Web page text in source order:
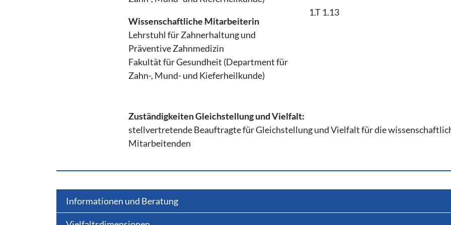
Wissenschaftliche Mitarbeiterin
Lehrstuhl für Zahnerhaltung und
Präventive Zahnmedizin
Fakultät für Gesundheit (Department für
Zahn-, Mund- und Kieferheilkunde)
1.T 1.13
Zuständigkeiten Gleichstellung und Vielfalt:
stellvertretende Beauftragte für Gleichstellung und Vielfalt für die
Mitarbeitenden
Informationen und Beratung